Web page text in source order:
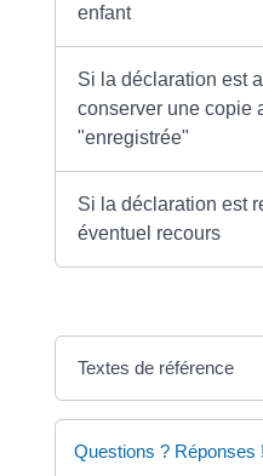
enfant
Si la déclaration est
conserver une copie
"enregistrée"
Si la déclaration est
éventuel recours
Textes de référence
Questions ? Réponses !